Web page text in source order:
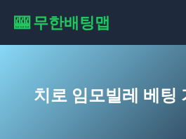
🎰 무한배팅맵
치로 임모빌레 베팅